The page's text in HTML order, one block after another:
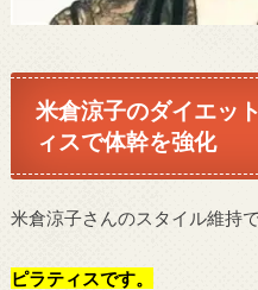
米倉涼子のダイエッ
ィスで体幹を強化
米倉涼子さんのスタイル維持
ピラティスです。